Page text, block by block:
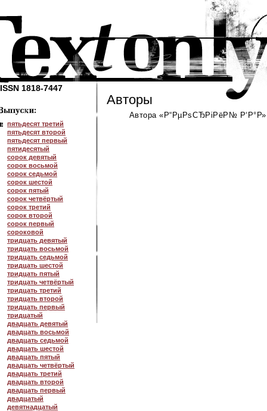
ISSN 1818-7447
пятьдесят третий
пятьдесят второй
пятьдесят первый
пятидесятый
сорок девятый
сорок восьмой
сорок седьмой
сорок шестой
сорок пятый
сорок четвёртый
сорок третий
сорок второй
сорок первый
сороковой
тридцать девятый
тридцать восьмой
тридцать седьмой
тридцать шестой
тридцать пятый
тридцать четвёртый
тридцать третий
тридцать второй
тридцать первый
тридцатый
двадцать девятый
двадцать восьмой
двадцать седьмой
двадцать шестой
двадцать пятый
двадцать четвёртый
двадцать третий
двадцать второй
двадцать первый
двадцатый
девятнадцатый
Авторы
Автора «Р“РµРѕСЂРіРёР№